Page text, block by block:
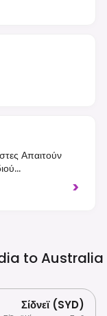
Απαιτούν
Η Οδήγηση>
toAustralia
Σίδνεϊ (SYD)